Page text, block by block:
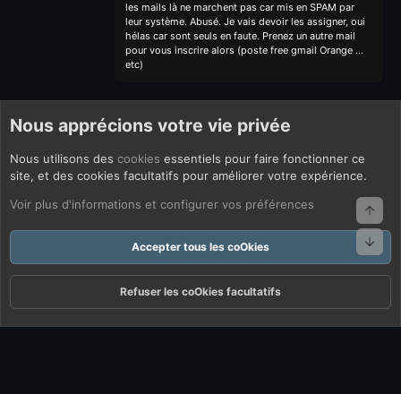
les mails là ne marchent pas car mis en SPAM par
leur système. Abusé. Je vais devoir les assigner, oui
hélas car sont seuls en faute. Prenez un autre mail
pour vous inscrire alors (poste free gmail Orange ...
etc)
Nous apprécions votre vie privée
Nous utilisons des cookies essentiels pour faire fonctionner ce
site, et des cookies facultatifs pour améliorer votre expérience.
Voir plus d'informations et configurer vos préférences
Accepter tous les coOkies
Refuser les coOkies facultatifs